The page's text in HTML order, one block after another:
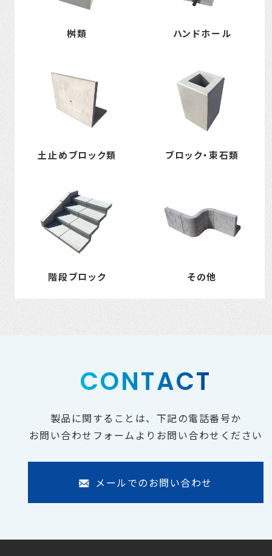
桝類 ハンドホール
土止めブロック類 ブロック・束石類
階段ブロック その他
CONTACT
製品に関することは、下記の電話番号か
お問い合わせフォームよりお問い合わせください
メールでのお問い合わせ